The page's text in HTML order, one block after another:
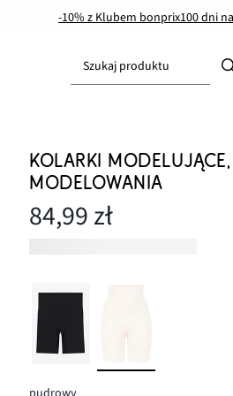
-10% z Klubem bonprix100 dni
Szukaj produktu
KOLARKI
MODELOWANIA
84,99 zł